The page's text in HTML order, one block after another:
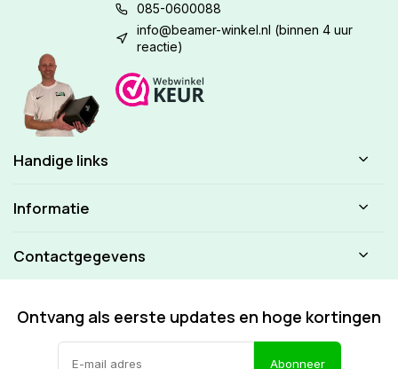
085-0600088
info@beamer-winkel.nl (binnen 4 uur
reactie)
Handige links
Informatie
Contactgegevens
Ontvang als eerste updates en hoge kortingen
Abonneer